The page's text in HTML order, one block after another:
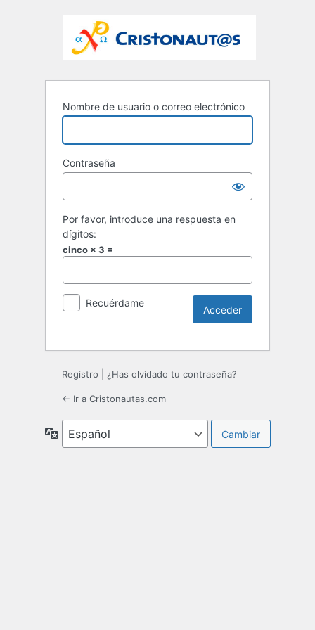
Nombre de usuario o correo electrónico
Contraseña
Por favor, introduce una respuesta en
dígitos:
cinco × 3 =
Recuérdame
Registro ¿Has olvidado tu contraseña?
← Ir a Cristonautas.com
Idioma